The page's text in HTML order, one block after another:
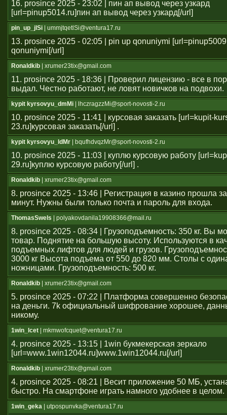
16. prosince 2025 - 23:02 | пин ап вывод через узкард
[url=pinup5014.ru]пин ап вывод через узкард[/url]
pin_up_jlSi | ummjtqetlSi@ventura17.ru
13. prosince 2025 - 02:05 | pin up qonuniymi
qonuniymi[/url]
Ronaldkib | xrumer23tix@gmail.com
11. prosince 2025 - 18:36 | Проверил лицензию - все в
выдал. Честно работают, не ловят новичков на подвохи.
kypit kyrsovyu_dmMi | lhczragzzMi@sport-novosti-2.ru
10. prosince 2025 - 11:41 | курсовая заказать [url=kupit-
23.ru]курсовая заказать[/url] .
kypit kyrsovyu_ldMr | bqufhdvqzMr@sport-novosti-2.ru
10. prosince 2025 - 11:03 | куплю курсовую работу
29.ru]куплю курсовую работу[/url] .
Ronaldkib | xrumer23tix@gmail.com
8. prosince 2025 - 13:46 | Регистрация в казино прошла
минут. Нужны были только почта и пароль для входа.
ThomasSwels | polyakovdanila19908366@mail.ru
8. prosince 2025 - 08:34 | Грузоподъемность: 350 кг. Вы
товар. Поднятие на большую высоту. Используются в
подъемных лифтов для людей и грузов.
3000 кг Высота подъема от 550 до 820 мм. Столы с
ножницами. Грузоподъемность: 500 кг.
Ronaldkib | xrumer23tix@gmail.com
5. prosince 2025 - 07:22 | Платформа совершенно
на деньги. 7k официальный шифрование хорошее,
никому.
1win_lcet | mkmwofcquet@ventura17.ru
4. prosince 2025 - 13:15 | 1win букмекерская зеркало
[url=www.1win12044.ru]www.1win12044.ru[/url]
Ronaldkib | xrumer23tix@gmail.com
4. prosince 2025 - 08:21 | Весит приложение 50 МБ,
быстро. На смартфоне играть намного удобнее в целом.
1win_geka | utpospunvka@ventura17.ru